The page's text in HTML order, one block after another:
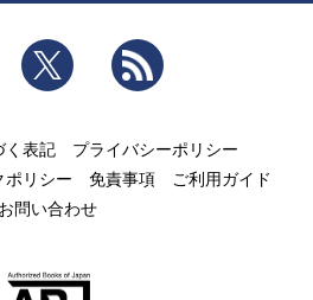
Twitter
く表記
プライバシーポリシー
ポリシー 免責事項
ご利用ガイド
お問い合わせ